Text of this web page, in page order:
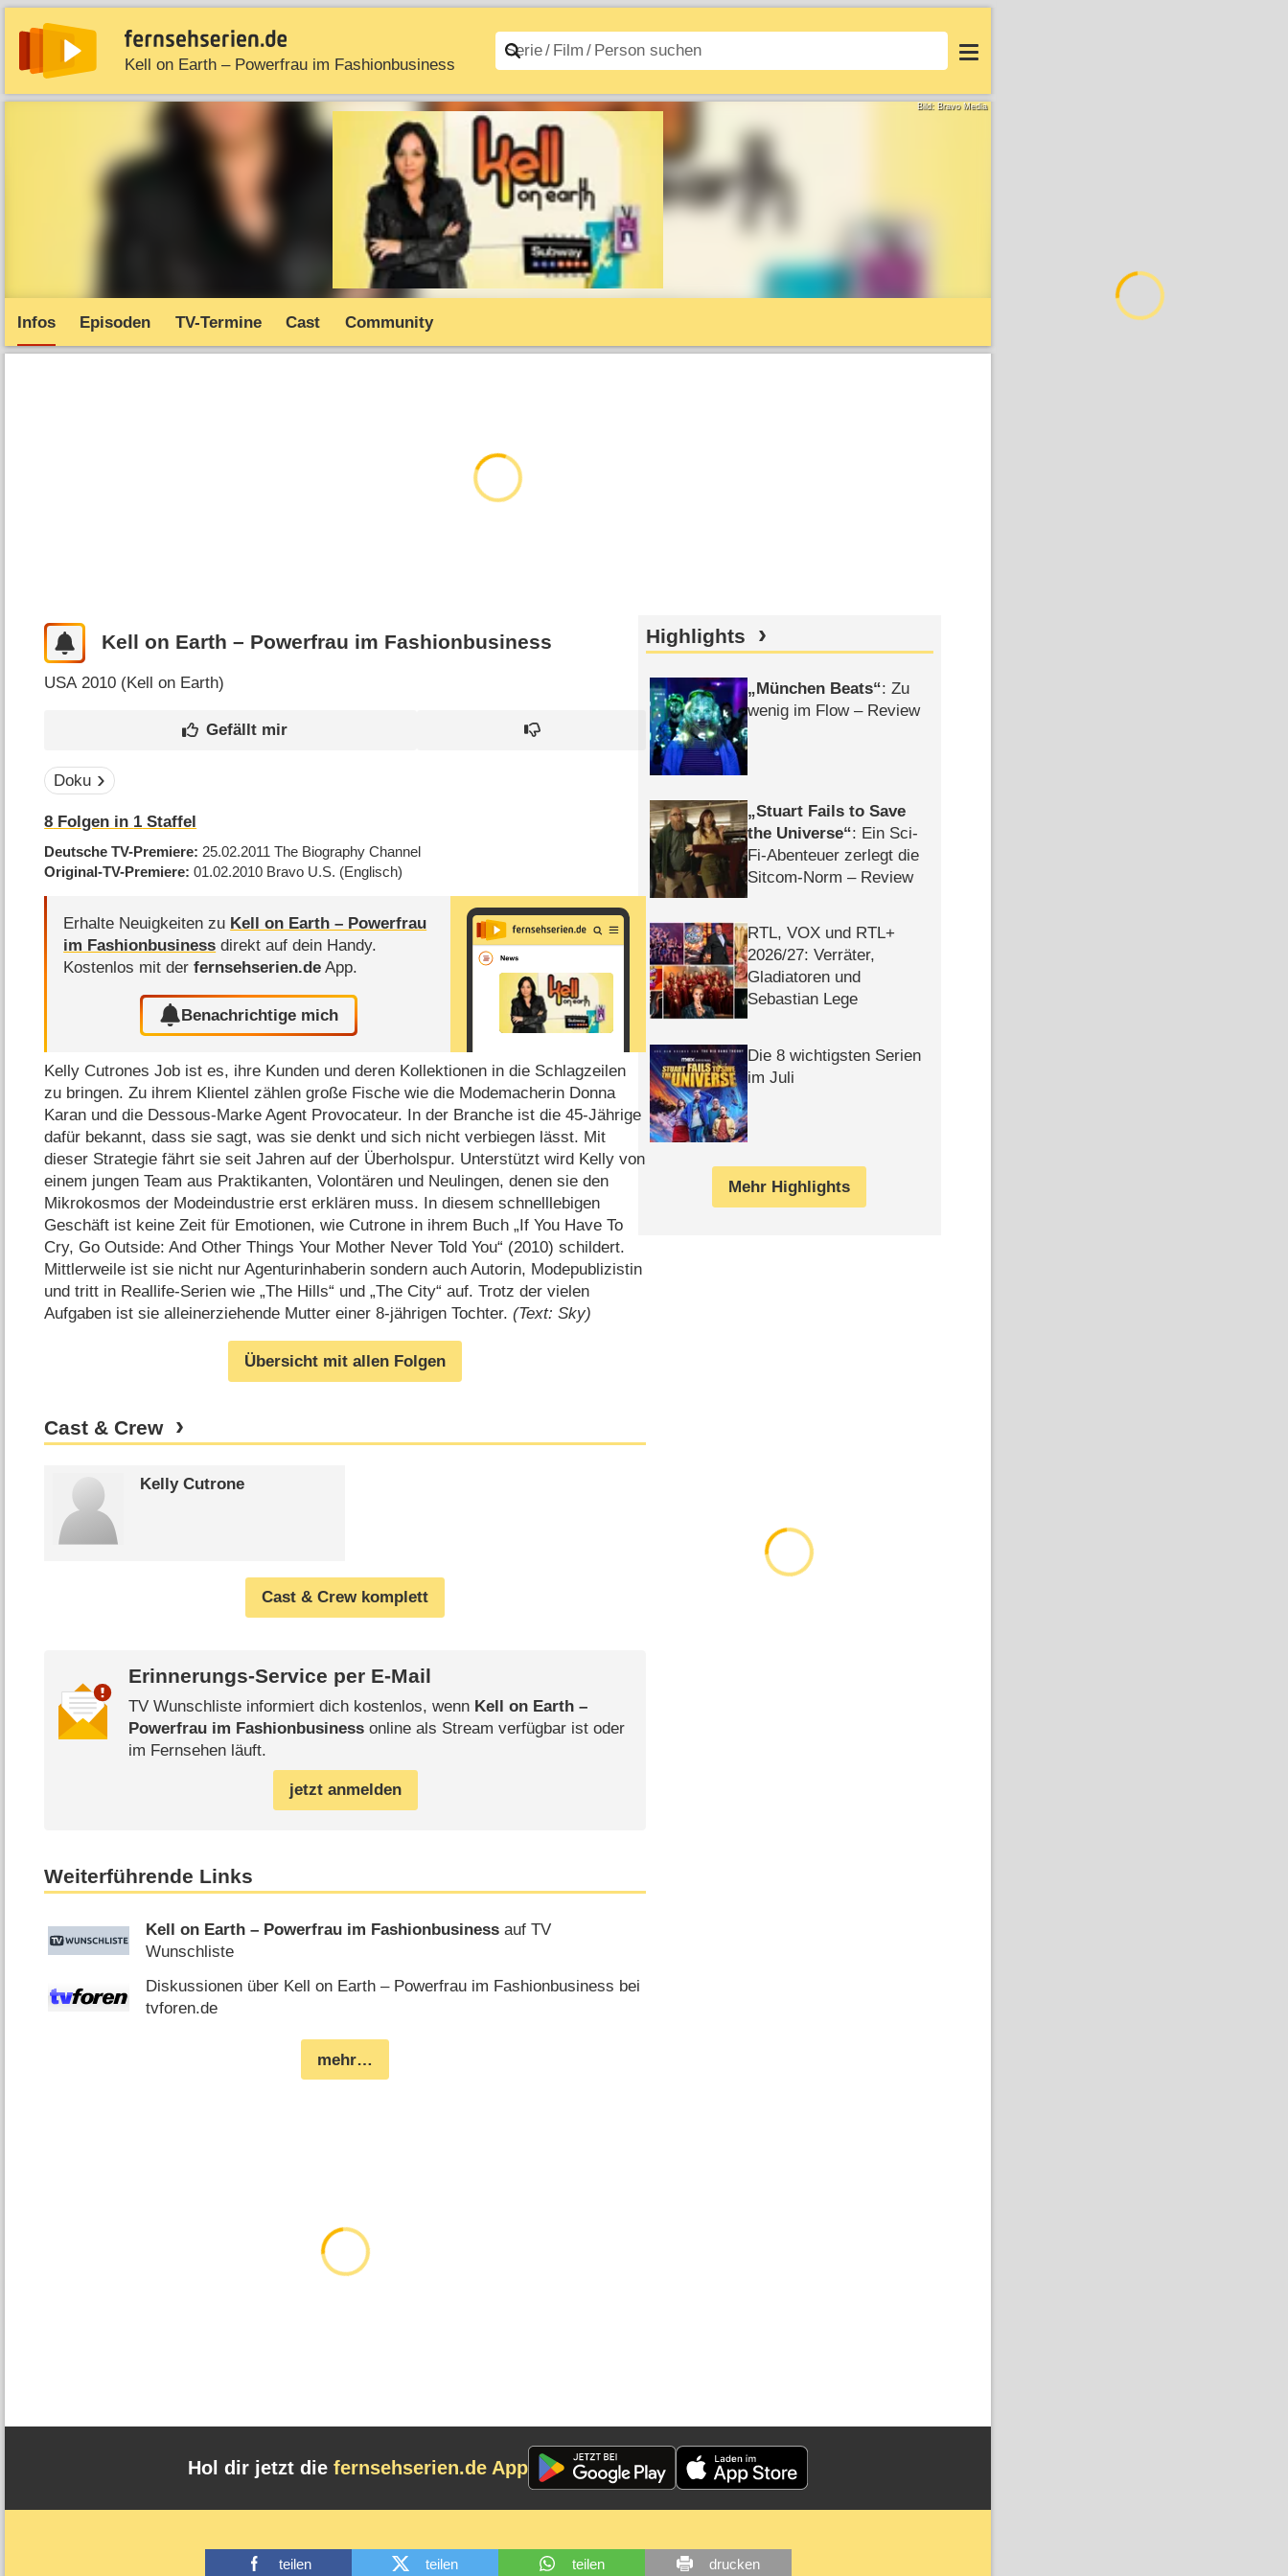
Kell on Earth – Powerfrau im Fashionbusiness
News Entdecken Streaming TV-Starts Serien A–Z Filme A–Z Login
Bild: Bravo Media
Infos Episoden TV-Termine Cast Community
Kell on Earth – Powerfrau im Fashionbusiness
USA 2010 (Kell on Earth)
Doku
8 Folgen in 1 Staffel
Deutsche TV-Premiere 25.02.2011The Biography Channel
Original-TV-Premiere 01.02.2010 Bravo U.S. (Englisch)
Erhalte Neuigkeiten zu Kell on Earth – Powerfrau
im Fashionbusiness direkt auf dein Handy.
Kostenlos mit derfernsehserien.de App.
Benachrichtige mich
Kelly Cutrones Job ist es, ihre Kunden und deren Kollektionen in die Schlagzeilen
zu bringen. Zu ihrem Klientel zählen große Fische wie die Modemacherin Donna
Karan und die Dessous-Marke Agent Provocateur. In der Branche ist die 45-Jährige
dafür bekannt, dass sie sagt, was sie denkt und sich nicht verbiegen lässt. Mit
dieser Strategie fährt sie seit Jahren auf der Überholspur. Unterstützt wird Kelly von
einem jungen Team aus Praktikanten, Volontären und Neulingen, denen sie den
Mikrokosmos der Modeindustrie erst erklären muss. In diesem schnelllebigen
Geschäft ist keine Zeit für Emotionen, wie Cutrone in ihrem Buch „If You Have To
Cry, Go Outside: And Other Things Your Mother Never Told You“ (2010) schildert.
Mittlerweile ist sie nicht nur Agenturinhaberin sondern auch Autorin, Modepublizistin
und tritt in Reallife-Serien wie „The Hills“ und „The City“ auf. Trotz der vielen
Aufgaben ist sie alleinerziehende Mutter einer 8-jährigen Tochter.(Text: Sky)
Übersicht mit allen Folgen
Cast & Crew
Kelly Cutrone
Cast & Crew komplett
Erinnerungs-Service per E-Mail
TV Wunschliste informiert dich kostenlos, wenn Kell on Earth –
Powerfrau im Fashionbusinessonline als Stream verfügbar ist oder
im Fernsehen läuft.
jetzt anmelden
Weiterführende Links
Kell on Earth – Powerfrau im Fashionbusiness auf TV
Wunschliste
Diskussionen über Kell on Earth – Powerfrau im Fashionbusiness bei
tvforen.de
mehr…
Highlights
München Beats : Zu
wenig im Flow – Review
Stuart Fails to Save
the Universe : Ein Sci-
Fi-Abenteuer zerlegt die
Sitcom-Norm – Review
RTL, VOX und RTL+
2026/​27: Verräter,
Gladiatoren und
Sebastian Lege
Die 8 wichtigsten Serien
im Juli
Mehr Highlights
Hol dir jetzt die fernsehserien.de App
teilen teilen teilen drucken